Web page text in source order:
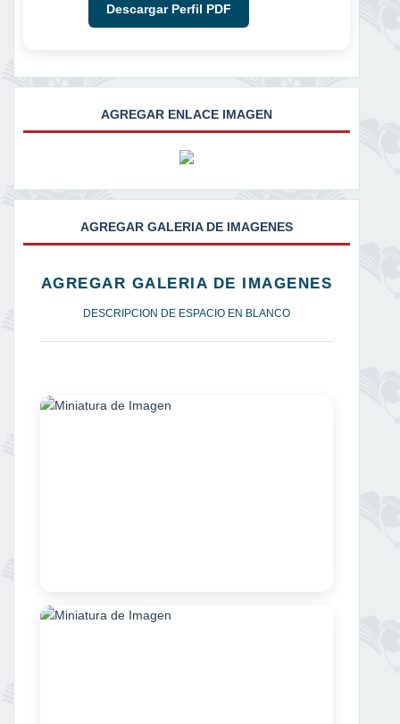
Descargar Perfil PDF
AGREGAR ENLACE IMAGEN
AGREGAR GALERIA DE IMAGENES
AGREGAR GALERIA DE IMAGENES
DESCRIPCION DE ESPACIO EN BLANCO